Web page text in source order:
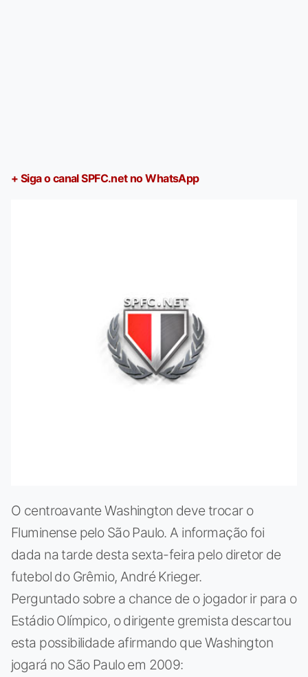
+ Siga o canal SPFC.net no WhatsApp
O centroavante Washington deve trocar o
Fluminense pelo São Paulo. A informação foi
dada na tarde desta sexta-feira pelo diretor de
futebol do Grêmio, André Krieger.
Perguntado sobre a chance de o jogador ir para o
Estádio Olímpico, o dirigente gremista descartou
esta possibilidade afirmando que Washington
jogará no São Paulo em 2009: